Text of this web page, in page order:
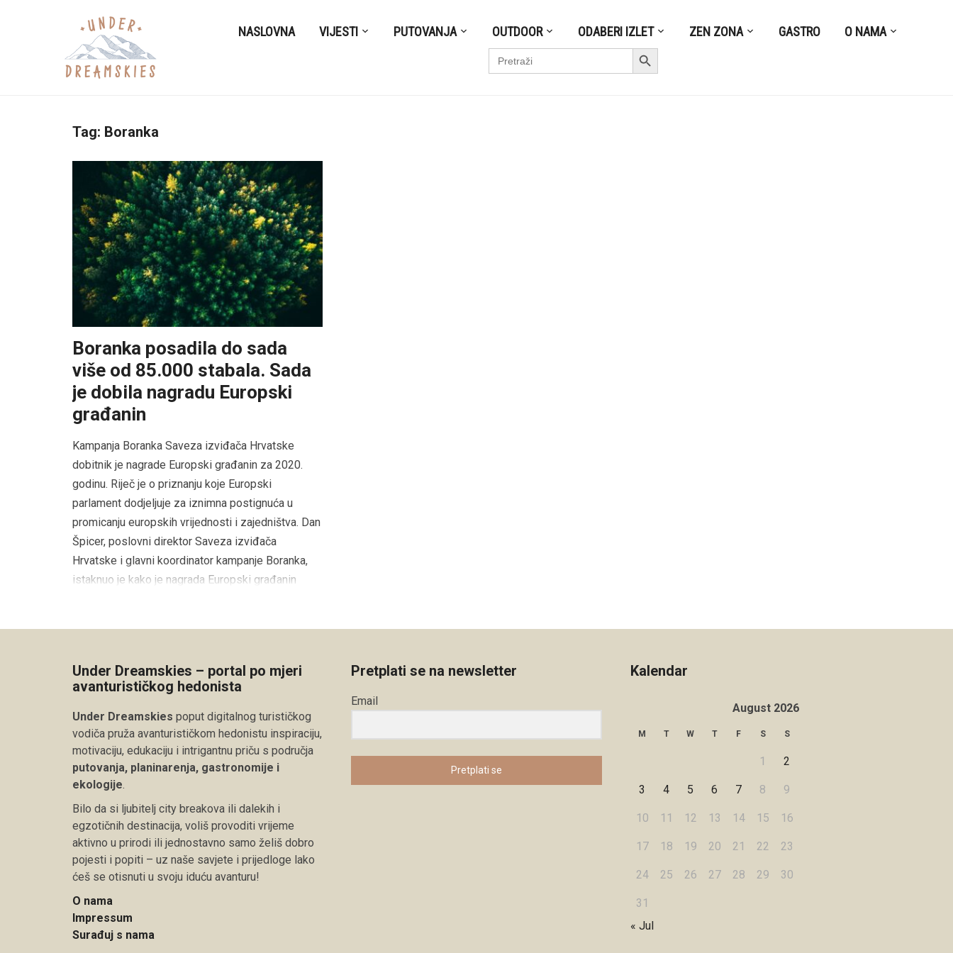
NASLOVNA VIJESTI PUTOVANJA OUTDOOR ODABERI IZLET ZEN ZONA GASTRO O NAMA
Search
for:
Search Button
Tag: Boranka
Boranka posadila do sada
više od 85.000 stabala. Sada
je dobila nagradu Europski
građanin
Kampanja Boranka Saveza izviđača Hrvatske
dobitnik je nagrade Europski građanin za 2020.
godinu. Riječ je o priznanju koje Europski
parlament dodjeljuje za iznimna postignuća u
promicanju europskih vrijednosti i zajedništva. Dan
Špicer, poslovni direktor Saveza izviđača
Hrvatske i glavni koordinator kampanje Boranka,
istaknuo je kako je nagrada Europski građanin
Under Dreamskies – portal po mjeri
avanturističkog hedonista
Under Dreamskies poput digitalnog turističkog
vodiča pruža avanturističkom hedonistu inspiraciju,
motivaciju, edukaciju i intrigantnu priču s područja
putovanja, planinarenja, gastronomije i
ekologije.
Bilo da si ljubitelj city breakova ili dalekih i
egzotičnih destinacija, voliš provoditi vrijeme
aktivno u prirodi ili jednostavno samo želiš dobro
pojesti i popiti – uz naše savjete i prijedloge lako
ćeš se otisnuti u svoju iduću avanturu!
O nama
Impressum
Surađuj s nama
Pretplati se na newsletter
Email
Pretplati se
Kalendar
August 2026
M T W T F S S
1 2
3 4 5 6 7 8 9
10 11 12 13 14 15 16
17 18 19 20 21 22 23
24 25 26 27 28 29 30
31
« Jul